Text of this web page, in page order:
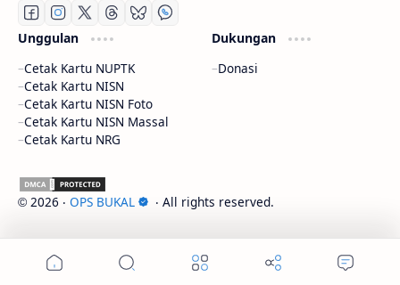
Unggulan
Cetak Kartu NUPTK
Cetak Kartu NISN
Cetak Kartu NISN Foto
Cetak Kartu NISN Massal
Cetak Kartu NRG
Dukungan
Donasi
© 2026 ‧ OPS BUKAL ‧ All rights reserved.